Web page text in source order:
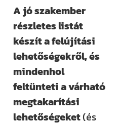
A jó szakember
részletes listát
készít a felújítási
lehetőségekről, és
mindenhol
feltünteti a várható
megtakarítási
lehetőségeket(és